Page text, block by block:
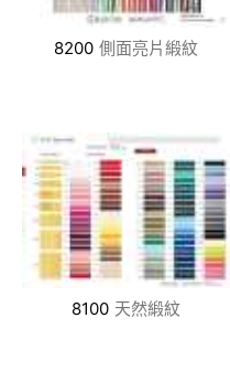
8200 側面亮片緞紋
8100 天然緞紋